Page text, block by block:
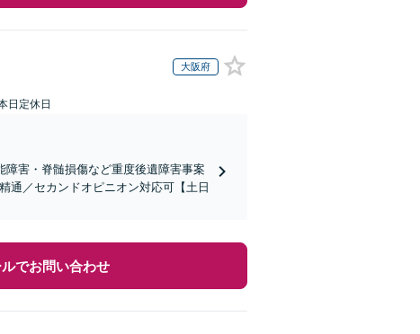
大阪府
日定休日
障害・脊髄損傷など重度後遺障害事案
通／セカンドオピニオン対応可【土日
ルでお問い合わせ